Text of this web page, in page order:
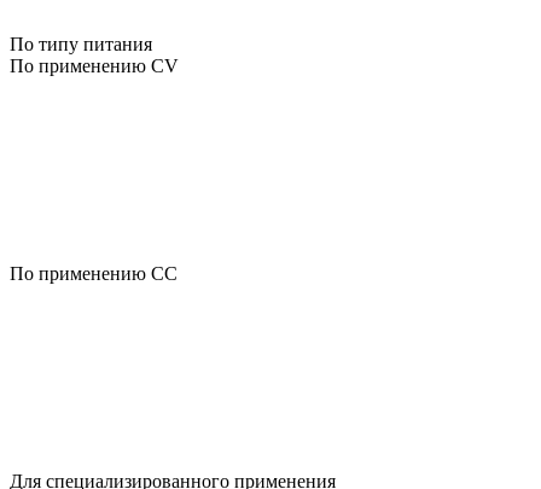
По типу питания
По применению CV
По применению CC
Для специализированного применения